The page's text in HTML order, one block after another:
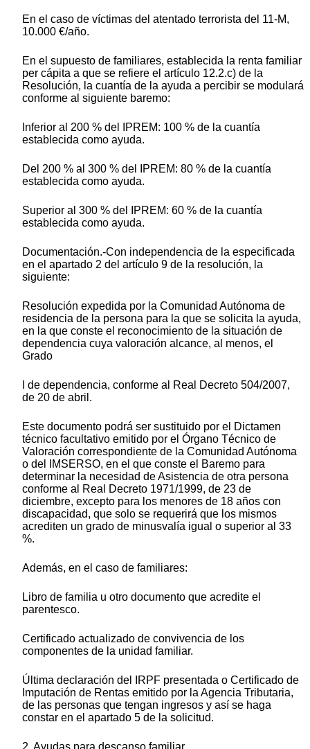
En el caso de víctimas del atentado terrorista del 11-M,
10.000 €/año.
En el supuesto de familiares, establecida la renta familiar
per cápita a que se refiere el artículo 12.2.c) de la
Resolución, la cuantía de la ayuda a percibir se modulará
conforme al siguiente baremo:
Inferior al 200 % del IPREM: 100 % de la cuantía
establecida como ayuda.
Del 200 % al 300 % del IPREM: 80 % de la cuantía
establecida como ayuda.
Superior al 300 % del IPREM: 60 % de la cuantía
establecida como ayuda.
Documentación.-Con independencia de la especificada
en el apartado 2 del artículo 9 de la resolución, la
siguiente:
Resolución expedida por la Comunidad Autónoma de
residencia de la persona para la que se solicita la ayuda,
en la que conste el reconocimiento de la situación de
dependencia cuya valoración alcance, al menos, el
Grado
I de dependencia, conforme al Real Decreto 504/2007,
de 20 de abril.
Este documento podrá ser sustituido por el Dictamen
técnico facultativo emitido por el Órgano Técnico de
Valoración correspondiente de la Comunidad Autónoma
o del IMSERSO, en el que conste el Baremo para
determinar la necesidad de Asistencia de otra persona
conforme al Real Decreto 1971/1999, de 23 de
diciembre, excepto para los menores de 18 años con
discapacidad, que solo se requerirá que los mismos
acrediten un grado de minusvalía igual o superior al 33
%.
Además, en el caso de familiares:
Libro de familia u otro documento que acredite el
parentesco.
Certificado actualizado de convivencia de los
componentes de la unidad familiar.
Última declaración del IRPF presentada o Certificado de
Imputación de Rentas emitido por la Agencia Tributaria,
de las personas que tengan ingresos y así se haga
constar en el apartado 5 de la solicitud.
2. Ayudas para descanso familiar